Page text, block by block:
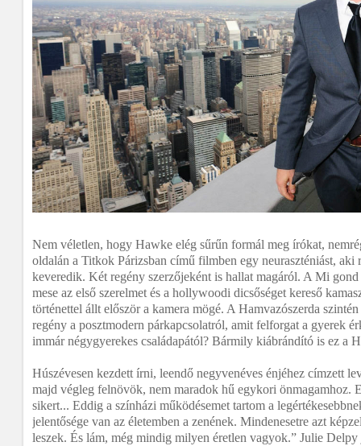
Nem véletlen, hogy Hawke elég sűrűn formál meg írókat,
oldalán a Titkok Párizsban című filmben egy neuraszténiást, aki
keveredik. Két regény szerzőjeként is hallat magáról. A Mi
mese az első szerelmet és a hollywoodi dicsőséget kereső
történettel állt először a kamera mögé. A Hamvazószerda
regény a posztmodern párkapcsolatról, amit felforgat a gyerek
immár négygyerekes családapától? Bármily kiábrándító is ez a
Húszévesen kezdett írni, leendő negyvenéves énjéhez címzett
majd végleg felnövök, nem maradok hű egykori önmagamhoz.
sikert... Eddig a színházi működésemet tartom a
jelentősége van az életemben a zenének. Mindenesetre azt
leszek. És lám, még mindig milyen éretlen vagyok.” Julie Delpy